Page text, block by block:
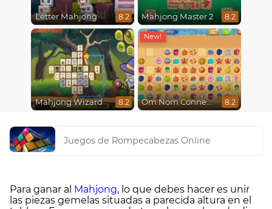
Letter Mahjong 8.2 Mahjong Master 2 8.2
Mahjong Wizard 8.2 Om Nom Connect Classic 8.2
Juegos de Rompecabezas Online
Para ganar al Mahjong, lo que debes hacer es unir
las piezas gemelas situadas a parecida altura en el